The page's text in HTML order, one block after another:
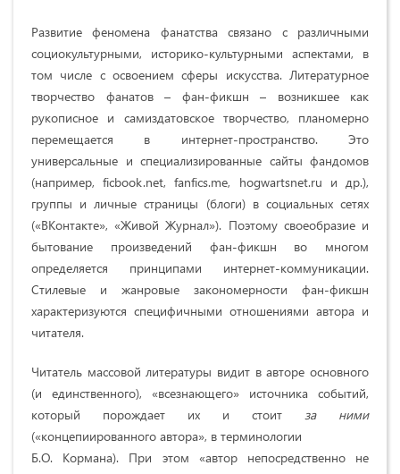
Развитие феномена фанатcтва связано с различными
социокультурными, историко-культурными аспектами, в
том числе с освоением сферы искусства. Литературное
творчество фанатов – фан-фикшн – возникшее как
рукописное и самиздатовское творчество, планомерно
перемещается в интернет-пространство. Это
универсальные и специализированные сайты фандомов
(например, ficbook.net, fanfics.me, hogwartsnet.ru и др.),
группы и личные страницы (блоги) в социальных сетях
(«ВКонтакте», «Живой Журнал»). Поэтому своеобразие и
бытование произведений фан-фикшн во многом
определяется принципами интернет-коммуникации.
Стилевые и жанровые закономерности фан-фикшн
характеризуются специфичными отношениями автора и
читателя.
Читатель массовой литературы видит в авторе основного
(и единственного), «всезнающего» источника событий,
который порождает их и стоит
за ними
(«концепиированного автора», в терминологии
Б.О. Кормана). При этом «автор непосредственно не